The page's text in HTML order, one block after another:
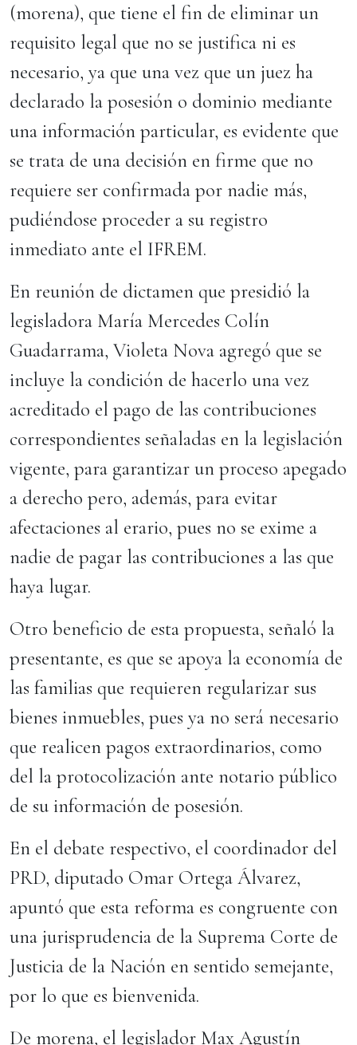
(morena), que tiene el fin de eliminar un
requisito legal que no se justifica ni es
necesario, ya que una vez que un juez ha
declarado la posesión o dominio mediante
una información particular, es evidente que
se trata de una decisión en firme que no
requiere ser confirmada por nadie más,
pudiéndose proceder a su registro
inmediato ante el IFREM.
En reunión de dictamen que presidió la
legisladora María Mercedes Colín
Guadarrama, Violeta Nova agregó que se
incluye la condición de hacerlo una vez
acreditado el pago de las contribuciones
correspondientes señaladas en la legislación
vigente, para garantizar un proceso apegado
a derecho pero, además, para evitar
afectaciones al erario, pues no se exime a
nadie de pagar las contribuciones a las que
haya lugar.
Otro beneficio de esta propuesta, señaló la
presentante, es que se apoya la economía de
las familias que requieren regularizar sus
bienes inmuebles, pues ya no será necesario
que realicen pagos extraordinarios, como
del la protocolización ante notario público
de su información de posesión.
En el debate respectivo, el coordinador del
PRD, diputado Omar Ortega Álvarez,
apuntó que esta reforma es congruente con
una jurisprudencia de la Suprema Corte de
Justicia de la Nación en sentido semejante,
por lo que es bienvenida.
De morena, el legislador Max Agustín